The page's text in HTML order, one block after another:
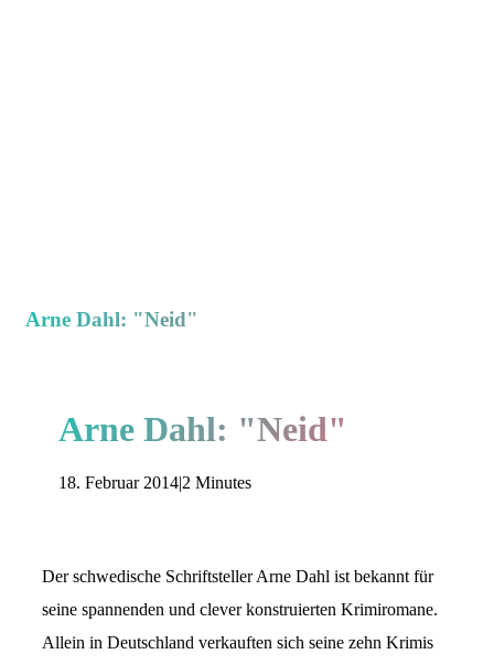
Arne Dahl: "Neid"
Arne Dahl: "Neid"
18. Februar 20142 Minutes
Der schwedische Schriftsteller Arne Dahl ist bekannt für
seine spannenden und clever konstruierten Krimiromane.
Allein in Deutschland verkauften sich seine zehn Krimis